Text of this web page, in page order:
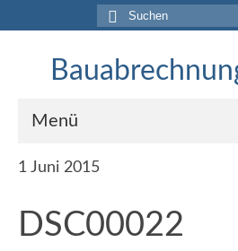
Suche
nach:
Menü
Home
1 Juni 2015
DSC00022